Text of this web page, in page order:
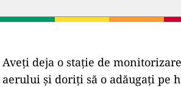
Aveți deja o stație de
aerului și doriți să o adăugați pe